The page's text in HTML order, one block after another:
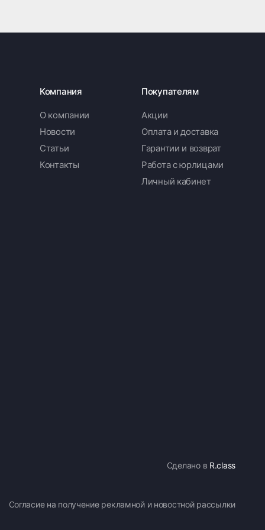
Компания
О компании
Новости
Статьи
Контакты
Покупателям
Акции
Оплата и доставка
Гарантии и возврат
Работа с юрлицами
Личный кабинет
Сделано в R.class
Согласие на получение рекламной и новостной рассылки